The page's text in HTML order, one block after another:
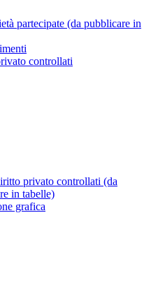
partecipate (da pubblicare in
controllati
privato controllati (da
in tabelle)
grafica